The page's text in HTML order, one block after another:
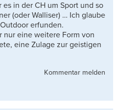
in der CH um Sport und so
(oder Walliser) … Ich glaube
erfunden.
nur eine weitere Form von
eine Zulage zur geistigen
Kommentar melden